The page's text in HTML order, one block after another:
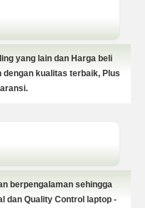
yang lain dan Harga beli
kualitas terbaik, Plus
berpengalaman sehingga
dan Quality Control laptop -